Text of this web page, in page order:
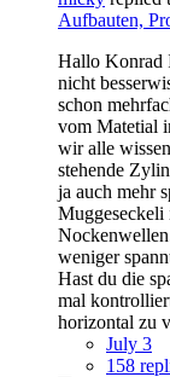
Aufbauten,
Hallo Konrad
nicht
schon
vom Matetial
wir alle
stehende
ja auch mehr
Muggeseckeli
weniger
Hast du die
mal
horizontal zu
July 3
158